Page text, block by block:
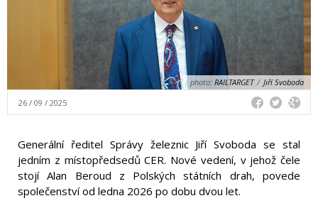
photo: RAILTARGET / Jiří Svoboda
26 / 09 / 2025
Generální ředitel Správy železnic Jiří Svoboda se stal
jedním z místopředsedů CER. Nové vedení, v jehož čele
stojí Alan Beroud z Polských státních drah, povede
společenství od ledna 2026 po dobu dvou let.